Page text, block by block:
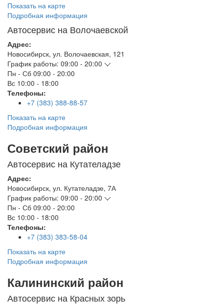
Показать на карте
Подробная информация
Автосервис на Волочаевской
Адрес:
Новосибирск, ул. Волочаевская, 121
График работы: 09:00 - 20:00
Пн - Сб 09:00 - 20:00
Вс 10:00 - 18:00
Телефоны:
+7 (383) 388-88-57
Показать на карте
Подробная информация
Советский район
Автосервис на Кутателадзе
Адрес:
Новосибирск, ул. Кутателадзе, 7А
График работы: 09:00 - 20:00
Пн - Сб 09:00 - 20:00
Вс 10:00 - 18:00
Телефоны:
+7 (383) 383-58-04
Показать на карте
Подробная информация
Калининский район
Автосервис на Красных зорь